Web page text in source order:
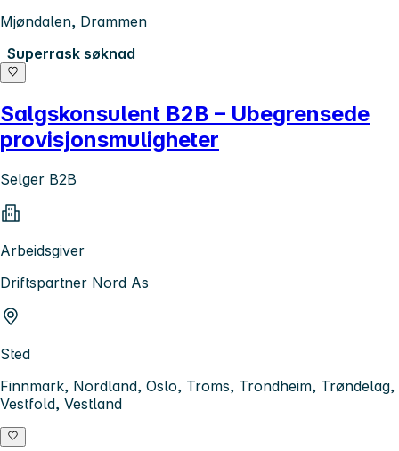
Mjøndalen, Drammen
Superrask søknad
Salgskonsulent B2B – Ubegrensede
provisjonsmuligheter
Selger B2B
Arbeidsgiver
Driftspartner Nord As
Sted
Finnmark, Nordland, Oslo, Troms, Trondheim, Trøndelag,
Vestfold, Vestland